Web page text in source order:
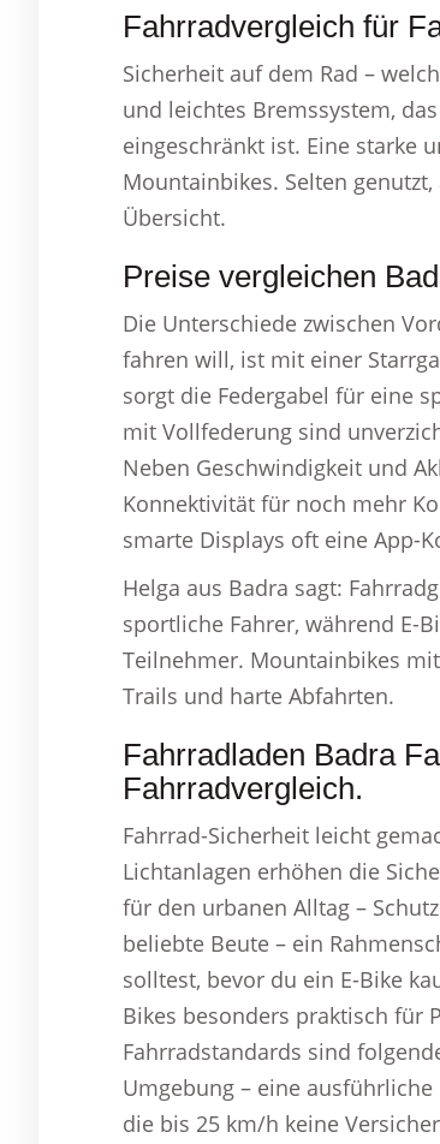
Fahrradvergleich für
Sicherheit auf dem Rad –
und leichtes Bremssystem,
eingeschränkt ist. Eine starke
Mountainbikes. Selten
Übersicht.
Preise vergleichen
Die Unterschiede zwischen
fahren will, ist mit einer
sorgt die Federgabel für eine
mit Vollfederung sind
Neben Geschwindigkeit und
Konnektivität für noch mehr
smarte Displays oft eine App-
Helga aus Badra sagt:
sportliche Fahrer, während E-
Teilnehmer. Mountainbikes
Trails und harte Abfahrten.
Fahrradladen Badra
Fahrradvergleich.
Fahrrad-Sicherheit leicht
Lichtanlagen erhöhen die
für den urbanen Alltag –
beliebte Beute – ein
solltest, bevor du ein E-Bike
Bikes besonders praktisch für
Fahrradstandards sind
Umgebung – eine
die bis 25 km/h keine